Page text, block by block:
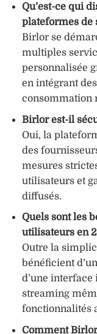
Qu’est-ce qui
plateformes de
Birlor se
multiples
personnalisée
en intégrant
consommation
Birlor est-il
Oui, la
des
mesures
utilisateurs et
diffusés.
Quels sont les
utilisateurs en
Outre la
bénéficient
d’une
streaming
fonctionnalités
Comment